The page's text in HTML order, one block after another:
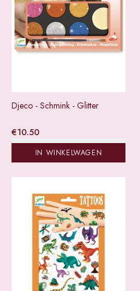
Djeco - Schmink - Glitter
€10.50
IN WINKELWAGEN